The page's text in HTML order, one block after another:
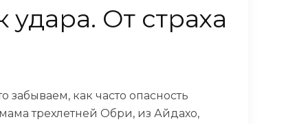
От страха
забываем, как часто опасность
трехлетней Обри, из Айдахо,